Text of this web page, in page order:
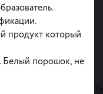
продукт который
Белый порошок, не